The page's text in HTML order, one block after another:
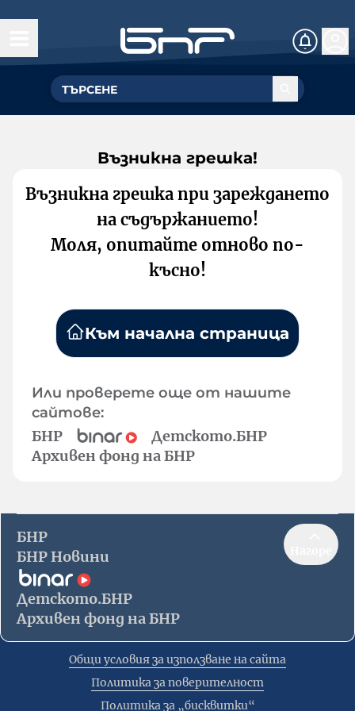
Възникна грешка!
Възникна грешка при зареждането
на съдържанието!
Моля, опитайте отново по-
късно!
Към начална страница
Или проверете още от нашите
сайтове:
БНР
Детското.БНР
Архивен фонд на БНР
БНР
БНР Новини
Детското.БНР
Архивен фонд на БНР
Общи условия за използване на сайта
Политика за поверителност
Политика за „бисквитки“